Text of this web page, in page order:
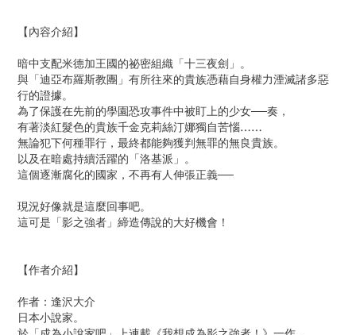
【內容介紹】
暗中支配米德加王國的祕密組織「十三夜劍」。
與「迪亞布羅斯教團」有所往來的貴族憑藉自身權力湮滅諸多惡
行的證據。
為了保護在先前的學園恐攻事件中被盯上的少女──奏，
有著淡紅髮色的貴族千金克莉絲汀娜獨自苦惱……
無論犯下何種罪行，最終都能夠獲判無罪的無良貴族。
以及在暗處持續活躍的「洛基派」。
這個逐漸腐化的國家，不再有人伸張正義──
現況好像就是這麼回事吧。
這可是「影之強者」締造傳說的大好機會！
【作者介紹】
作者：逢沢大介
日本小說家。